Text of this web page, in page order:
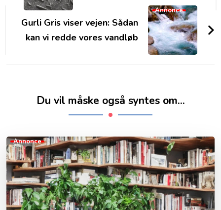
Annonce
Gurli Gris viser vejen: Sådan
kan vi redde vores vandløb
Du vil måske også syntes om...
Annonce